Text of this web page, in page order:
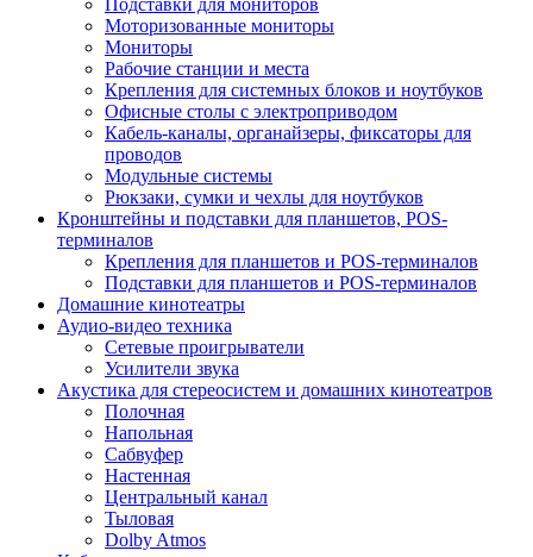
Моторизованные мониторы
Мониторы
Рабочие станции и места
Крепления для системных блоков и ноутбуков
Офисные столы с электроприводом
Кабель-каналы, органайзеры, фиксаторы для
проводов
Модульные системы
Рюкзаки, сумки и чехлы для ноутбуков
Кронштейны и подставки для планшетов, POS-
терминалов
Крепления для планшетов и POS-терминалов
Подставки для планшетов и POS-терминалов
Домашние кинотеатры
Аудио-видео техника
Сетевые проигрыватели
Усилители звука
Акустика для стереосистем и домашних кинотеатров
Полочная
Напольная
Сабвуфер
Настенная
Центральный канал
Тыловая
Dolby Atmos